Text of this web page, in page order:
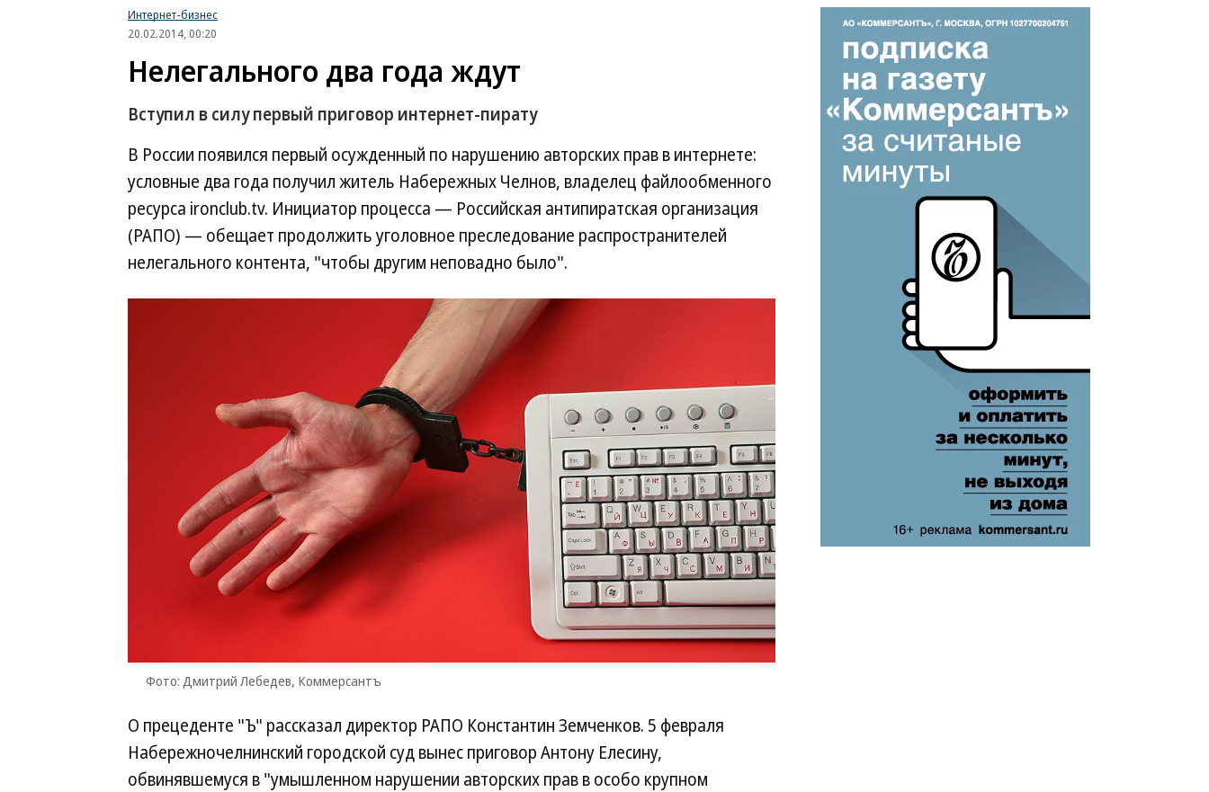
Интернет-бизнес
20.02.2014, 00:20
Нелегального два года ждут
Вступил в силу первый приговор интернет-пирату
В России появился первый осужденный по нарушению авторских прав в интернете:
условные два года получил житель Набережных Челнов, владелец файлообменного
ресурса ironclub.tv. Инициатор процесса — Российская антипиратская организация
(РАПО) — обещает продолжить уголовное преследование распространителей
нелегального контента, "чтобы другим неповадно было".
Фото: Дмитрий Лебедев, Коммерсантъ
О прецеденте "Ъ" рассказал директор РАПО Константин Земченков. 5 февраля
Набережночелнинский городской суд вынес приговор Антону Елесину,
обвинявшемуся в "умышленном нарушении авторских прав в особо крупном